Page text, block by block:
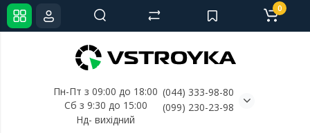
Пн-Пт з 09:00 до 18:00
Сб з 9:30 до 15:00
Нд- вихідний
(044) 333-98-80
(099) 230-23-98
0